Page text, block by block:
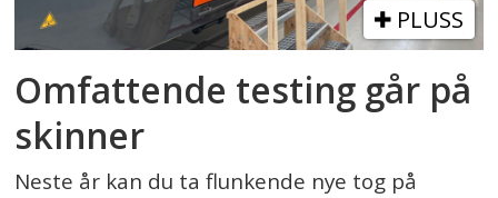
PLUSS
Omfattende testing går på
skinner
Neste år kan du ta flunkende nye tog på